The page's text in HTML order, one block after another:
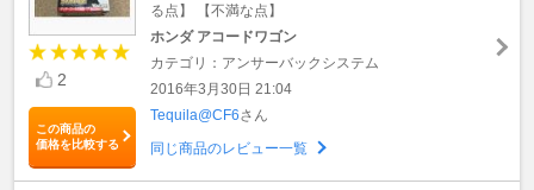
2
この商品の
価格を比較する
る点】 【不満な点】
ホンダ アコードワゴン
カテゴリ：アンサーバックシステム
2016年3月30日 21:04
Tequila@CF6さん
同じ商品のレビュー一覧